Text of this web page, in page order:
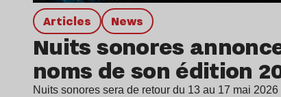
Articles news
Nuits sonores
noms de son édition
Nuits sonores sera de retour du 13 au 17 mai